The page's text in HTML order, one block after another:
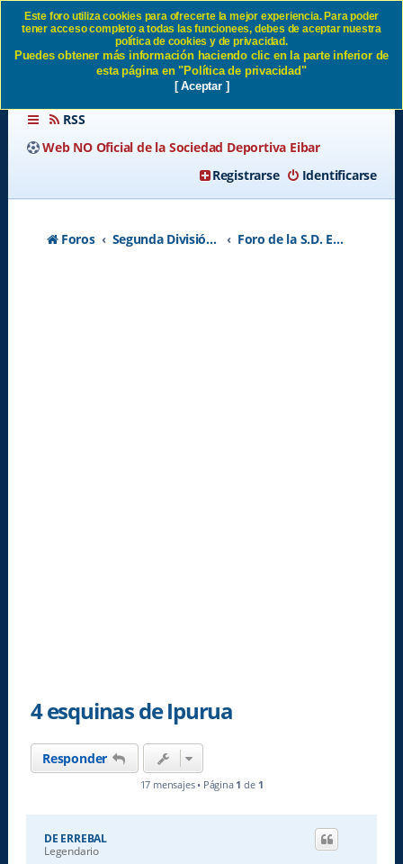
4 esquinas de Ipurua SD
Eibar
RSS
Web NO Oficial de la Sociedad Deportiva Eibar
Identificarse
Registrarse
Foros Segunda División A - Temporada 2026-2027 Foro de la S.D. Eibar
4 esquinas de Ipurua
Responder
17 mensajes • Página 1 de 1
DE ERREBAL
Legendario
Este foro utiliza cookies para ofrecerte la mejor experiencia. Para poder
tener acceso completo a todas las funcionees, debes de aceptar nuestra
política de cookies y de privacidad.
Puedes obtener más información haciendo clic en la parte inferior de
esta página en "Política de privacidad"
[ Aceptar ]